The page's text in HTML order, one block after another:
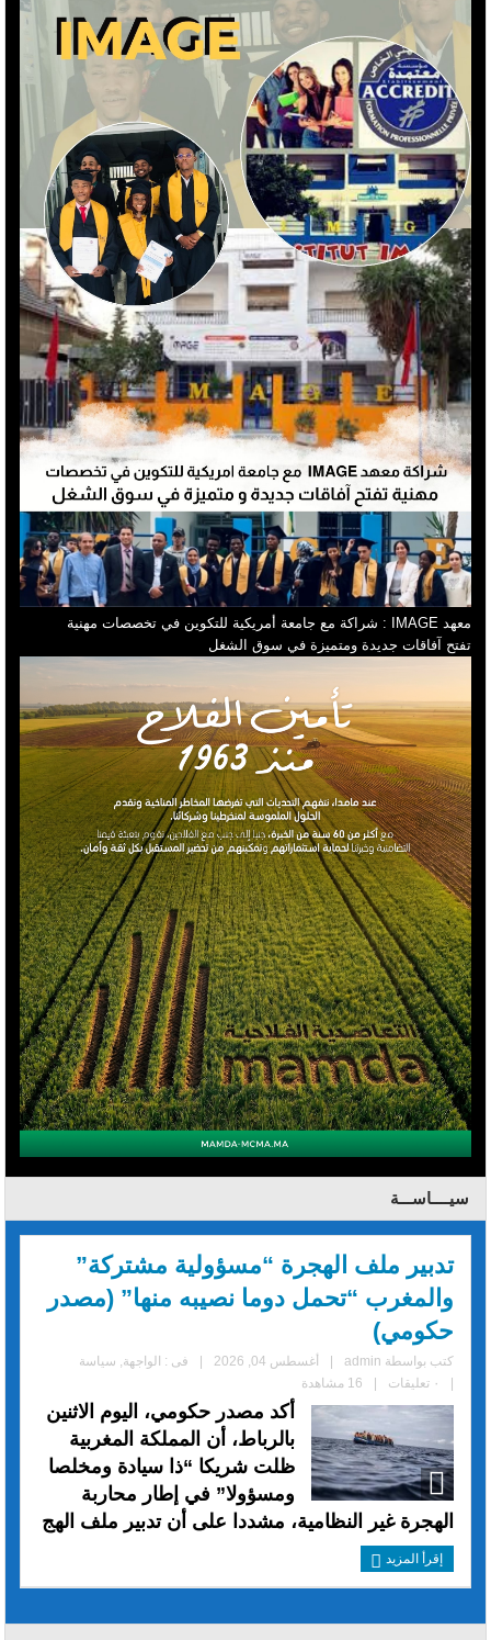
معهد IMAGE : شراكة مع جامعة أمريكية للتكوين في تخصصات مهنية
تفتح آفاقات جديدة ومتميزة في سوق الشغل
سيــــاســـة
تدبير ملف الهجرة “مسؤولية مشتركة”
والمغرب “تحمل دوما نصيبه منها” (مصدر
حكومي)
كتب بواسطة admin أغسطس 04, 2026 فى : الواجهة, سياسة
٠ تعليقات 16 مشاهدة
أكد مصدر حكومي، اليوم الاثنين
بالرباط، أن المملكة المغربية
ظلت شريكا “ذا سيادة ومخلصا
ومسؤولا” في إطار محاربة
الهجرة غير النظامية، مشددا على أن تدبير ملف الهج
إقرأ المزيد